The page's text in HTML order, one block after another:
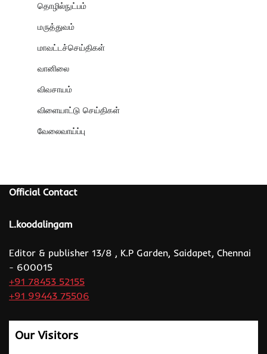
தொழில்நுட்பம்
மருத்துவம்
மாவட்டச்செய்திகள்
வானிலை
விவசாயம்
விளையாட்டு செய்திகள்
வேலைவாய்ப்பு
Official Contact
L.koodalingam
Editor & publisher 13/8 , K.P Garden, Saidapet, Chennai
- 600015
+91 78453 52155
+91 99443 75506
Our Visitors